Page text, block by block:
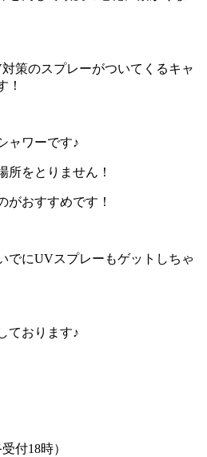
策のスプレーがついてくるキャ
！
ャワーです♪
所をとりません！
がおすすめです！
でにUVスプレーもゲットしちゃ
ております♪
付18時）